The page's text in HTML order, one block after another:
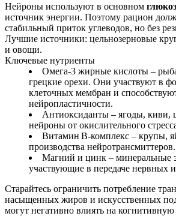
Нейроны используют в основном
источник энергии. Поэтому рацион
стабильный приток углеводов, но без
Лучшие источники: цельнозерновые
и овощи.
Ключевые нутриенты
Омега‑3 жирные кислоты –
грецкие орехи. Они участвуют в
клеточных мембран и
нейропластичности.
Антиоксиданты – ягоды,
нейроны от окислительного
Витамин B‑комплекс – крупы,
производства нейротрансмиттеров.
Магний и цинк – минеральные
участвующие в передаче нервных
Старайтесь ограничить потребление
насыщенных жиров и искусственных
могут негативно влиять на